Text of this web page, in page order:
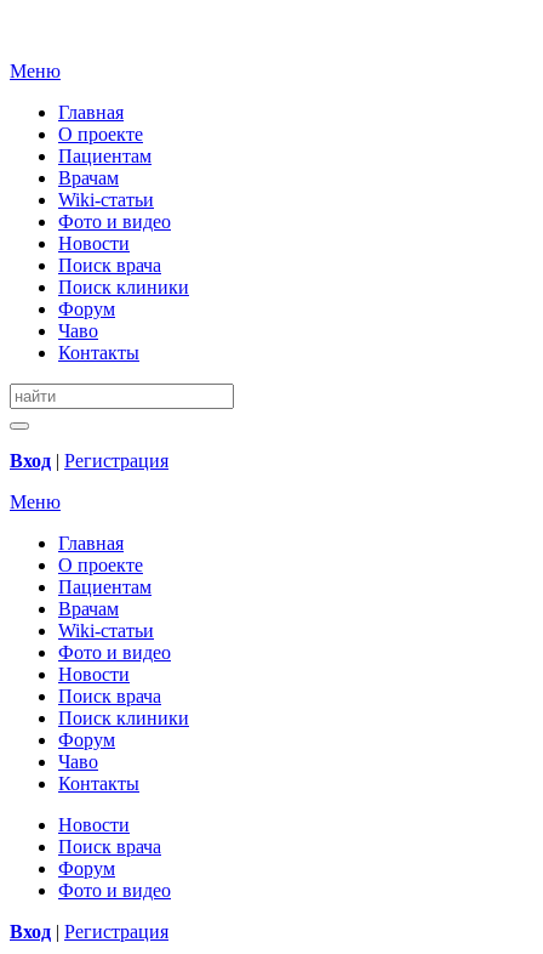
Меню
Главная
О проекте
Пациентам
Врачам
Wiki-статьи
Фото и видео
Новости
Поиск врача
Поиск клиники
Форум
Чаво
Контакты
Вход | Регистрация
Меню
Главная
О проекте
Пациентам
Врачам
Wiki-статьи
Фото и видео
Новости
Поиск врача
Поиск клиники
Форум
Чаво
Контакты
Новости
Поиск врача
Форум
Фото и видео
Вход | Регистрация